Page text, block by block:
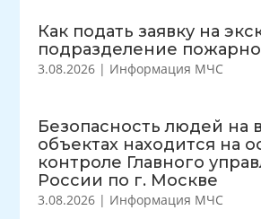
Как подать заявку на
подразделение
3.08.2026 | Информация МЧС
Безопасность людей на
объектах находится на
контроле Главного
России по г. Москве
3.08.2026 | Информация МЧС